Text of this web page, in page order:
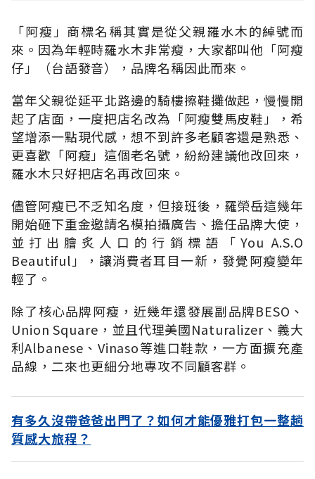
「阿瘦」商標名稱其實是從父親羅水木的綽號而
來。因為年輕時羅水木非常瘦，大家都叫他「阿瘦
仔」（台語發音），品牌名稱因此而來。
當年父親從延平北路邊的騎樓擦鞋攤做起，慢慢開
起了店面，一度把店名改為「阿瘦雙馬皮鞋」，希
望增添一點現代感，想不到許多老顧客還是熟悉、
更喜歡「阿瘦」這個老名號，紛紛建議他改回來，
羅水木只好把店名再改回來。
儘管阿瘦已不乏知名度，但接班後，羅榮岳這幾年
開始砸下重金邀請名模拍攝廣告、擔任品牌大使，
並打出膾炙人口的行銷標語「You A.S.O
Beautiful」，讓消費者耳目一新，發覺阿瘦變年
輕了。
除了核心品牌阿瘦，近幾年還發展副品牌BESO、
Union Square，並且代理美國Naturalizer、義大
利Albanese、Vinaso等進口鞋款，一方面擴充產
品線，二來也更細分地專攻不同顧客群。
有多久沒帶爸爸出門了？如何才能優雅打包一整趟
質感大旅程？